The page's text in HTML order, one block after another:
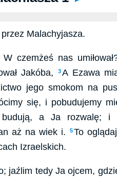
Malachyjasza.
czemżeś nas
Jakóba,
3 A Ezawa
jego smokom na
się, i pobudujemy
a Ja rozwalę; i
aż na wiek i.
5To
Izraelskich.
jaźlim tedy Ja ojcem,